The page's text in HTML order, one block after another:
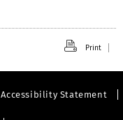
Print
Accessibility Statement